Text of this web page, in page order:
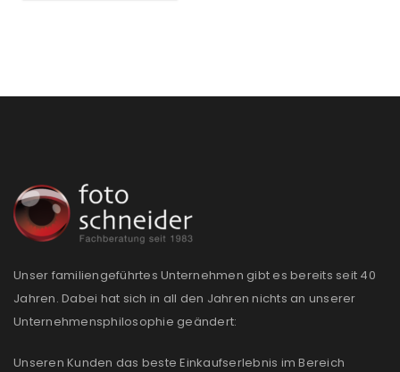
Unser familiengeführtes Unternehmen gibt es bereits seit 40
Jahren. Dabei hat sich in all den Jahren nichts an unserer
Unternehmensphilosophie geändert:
Unseren Kunden das beste Einkaufserlebnis im Bereich